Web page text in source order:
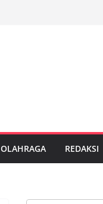
OLAHRAGA REDAKSI